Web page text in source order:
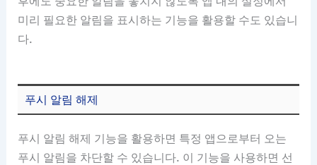
미리 필요한 알림을 표시하는 기능을 활용할 수도 있습니
다.
푸시 알림 해제
푸시 알림 해제 기능을 활용하면 특정 앱으로부터 오는
푸시 알림을 차단할 수 있습니다. 이 기능을 사용하면 선